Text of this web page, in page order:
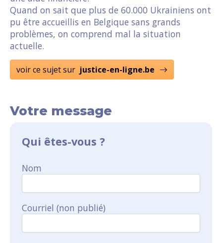
Quand on sait que plus de 60.000 Ukrainiens ont
pu être accueillis en Belgique sans grands
problèmes, on comprend mal la situation
actuelle.
voir ce sujet sur justice-en-ligne.be
Votre message
Qui êtes-vous ?
Nom
Courriel (non publié)